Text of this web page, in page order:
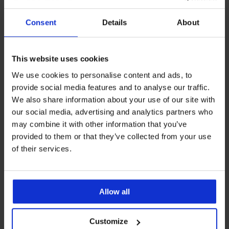
Consent Details About
This website uses cookies
We use cookies to personalise content and ads, to
provide social media features and to analyse our traffic.
We also share information about your use of our site with
our social media, advertising and analytics partners who
may combine it with other information that you’ve
provided to them or that they’ve collected from your use
of their services.
Allow all
Customize
FILA Boone
LIMITED LIMITED